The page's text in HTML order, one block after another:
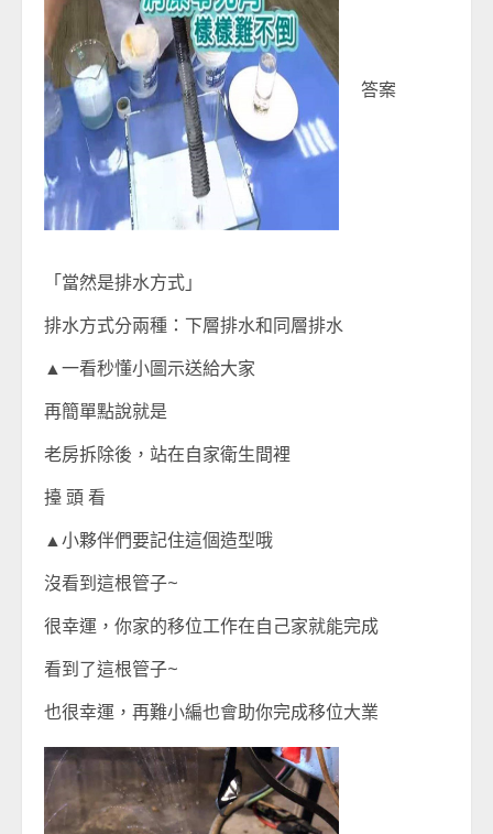
答案
「當然是排水方式」
排水方式分兩種：下層排水和同層排水
▲一看秒懂小圖示送給大家
再簡單點說就是
老房拆除後，站在自家衛生間裡
擡 頭 看
▲小夥伴們要記住這個造型哦
沒看到這根管子~
很幸運，你家的移位工作在自己家就能完成
看到了這根管子~
也很幸運，再難小編也會助你完成移位大業